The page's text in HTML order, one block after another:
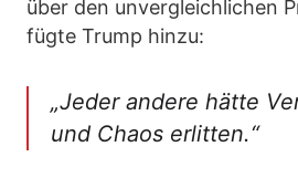
über den unvergleichlichen
fügte Trump hinzu:
„Jeder andere hätte
und Chaos erlitten.“